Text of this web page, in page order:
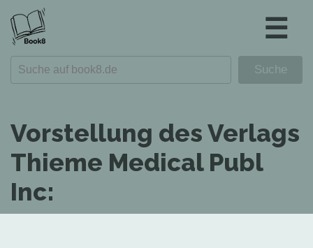
☰
Vorstellung des Verlags
Thieme Medical Publ
Inc: